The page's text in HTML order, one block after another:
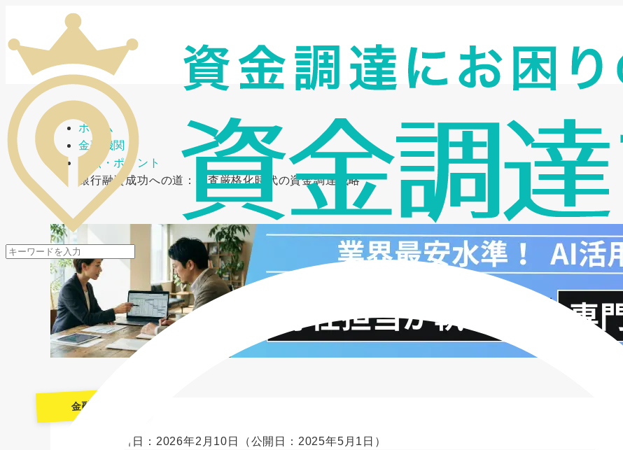
メニューを開閉
ホーム
金融機関
要点・ポイント
銀行融資成功への道：審査厳格化時代の資金調達戦略
金融機関
最終更新日：2026年2月10日 （公開日：2025年5月1日）